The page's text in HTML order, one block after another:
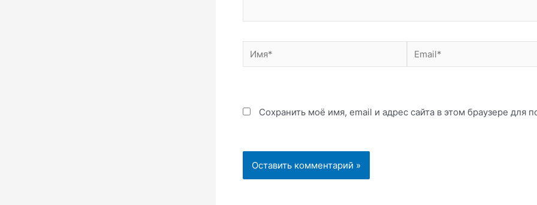
Имя* Email*
Сохранить моё имя, email и адрес сайта в этом браузере для